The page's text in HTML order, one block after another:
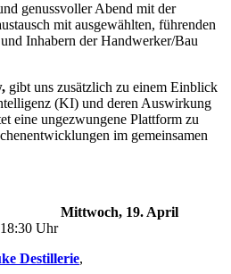
genussvoller Abend mit der
mit ausgewählten, führenden
Inhabern der Handwerker/Bau
gibt uns zusätzlich zu einem Einblick
(KI) und deren Auswirkung
eine ungezwungene Plattform zu
im gemeinsamen
Mittwoch, 19. April
Uhr
Destillerie,